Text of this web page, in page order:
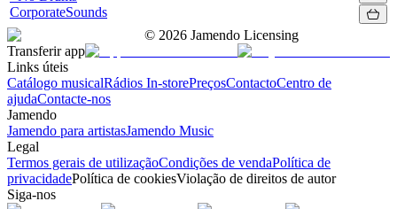
CorporateSounds
© 2026 Jamendo Licensing
Transferir app
Links úteis
Catálogo musicalRádios In-storePreçosContactoCentro de
ajudaContacte-nos
Jamendo
Jamendo para artistasJamendo Music
Legal
Termos gerais de utilizaçãoCondições de vendaPolítica de
privacidadePolítica de cookiesViolação de direitos de autor
Siga-nos